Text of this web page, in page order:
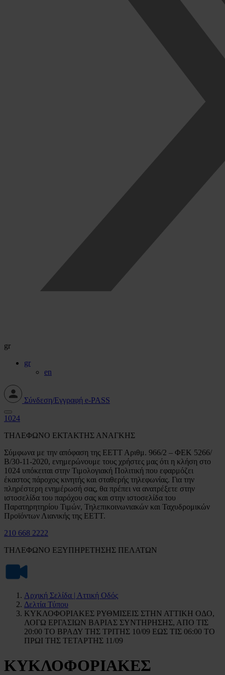
gr
gr
en
Σύνδεση/Εγγραφή e-PASS
1024
ΤΗΛΕΦΩΝΟ ΕΚΤΑΚΤΗΣ ΑΝΑΓΚΗΣ
Σύμφωνα με την απόφαση της ΕΕΤΤ Αριθμ. 966/2 – ΦΕΚ 5266/
Β/30-11-2020, ενημερώνουμε τους χρήστες μας ότι η κλήση στο
1024 υπόκειται στην Τιμολογιακή Πολιτική που εφαρμόζει
έκαστος πάροχος κινητής και σταθερής τηλεφωνίας. Για την
πληρέστερη ενημέρωσή σας, θα πρέπει να ανατρέξετε στην
ιστοσελίδα του παρόχου σας και στην ιστοσελίδα του
Παρατηρητηρίου Τιμών, Τηλεπικοινωνιακών και Ταχυδρομικών
Προϊόντων Λιανικής της ΕΕΤΤ.
210 668 2222
ΤΗΛΕΦΩΝΟ ΕΞΥΠΗΡΕΤΗΣΗΣ ΠΕΛΑΤΩΝ
Αρχική Σελίδα | Αττική Οδός
Δελτία Τύπου
ΚΥΚΛΟΦΟΡΙΑΚΕΣ ΡΥΘΜΙΣΕΙΣ ΣΤΗΝ ΑΤΤΙΚΗ ΟΔΟ,
ΛΟΓΩ ΕΡΓΑΣΙΩΝ ΒΑΡΙΑΣ ΣΥΝΤΗΡΗΣΗΣ, ΑΠΟ ΤΙΣ
20:00 ΤΟ ΒΡΑΔΥ ΤΗΣ ΤΡΙΤΗΣ 10/09 ΕΩΣ ΤΙΣ 06:00 ΤΟ
ΠΡΩΙ ΤΗΣ ΤΕΤΑΡΤΗΣ 11/09
ΚΥΚΛΟΦΟΡΙΑΚΕΣ